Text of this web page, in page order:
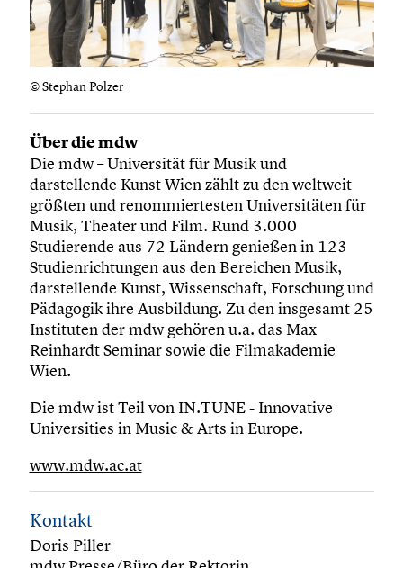
© Stephan Polzer
Über die mdw
Die mdw – Universität für Musik und
darstellende Kunst Wien zählt zu den weltweit
größten und renommiertesten Universitäten für
Musik, Theater und Film. Rund 3.000
Studierende aus 72 Ländern genießen in 123
Studienrichtungen aus den Bereichen Musik,
darstellende Kunst, Wissenschaft, Forschung und
Pädagogik ihre Ausbildung. Zu den insgesamt 25
Instituten der mdw gehören u.a. das Max
Reinhardt Seminar sowie die Filmakademie
Wien.
Die mdw ist Teil von IN.TUNE - Innovative
Universities in Music & Arts in Europe.
www.mdw.ac.at
Kontakt
Doris Piller